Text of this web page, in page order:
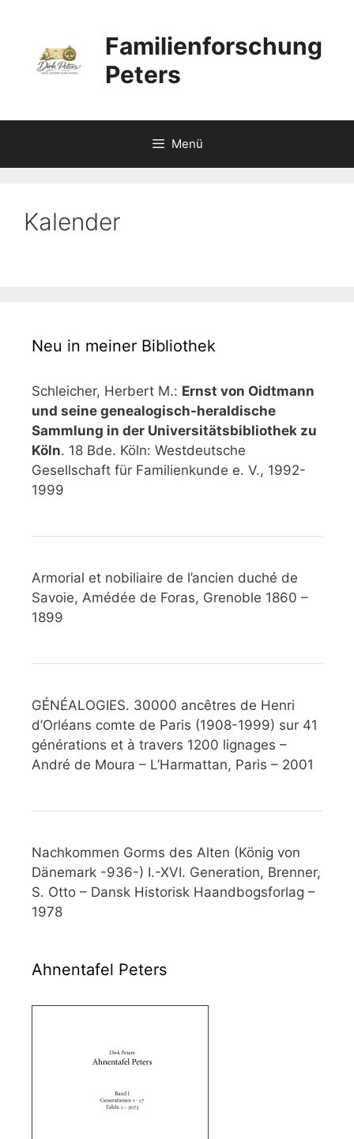
springen
Familienforschung
Peters
Menü
Kalender
Neu in meiner Bibliothek
Schleicher, Herbert M.: Ernst von Oidtmann
und seine genealogisch-heraldische
Sammlung in der Universitätsbibliothek zu
Köln. 18 Bde. Köln: Westdeutsche
Gesellschaft für Familienkunde e. V., 1992-
1999
Armorial et nobiliaire de l’ancien duché de
Savoie, Amédée de Foras, Grenoble 1860 –
1899
GÉNÉALOGIES. 30000 ancêtres de Henri
d’Orléans comte de Paris (1908-1999) sur 41
générations et à travers 1200 lignages –
André de Moura – L’Harmattan, Paris – 2001
Nachkommen Gorms des Alten (König von
Dänemark -936-) I.-XVI. Generation, Brenner,
S. Otto – Dansk Historisk Haandbogsforlag –
1978
Ahnentafel Peters